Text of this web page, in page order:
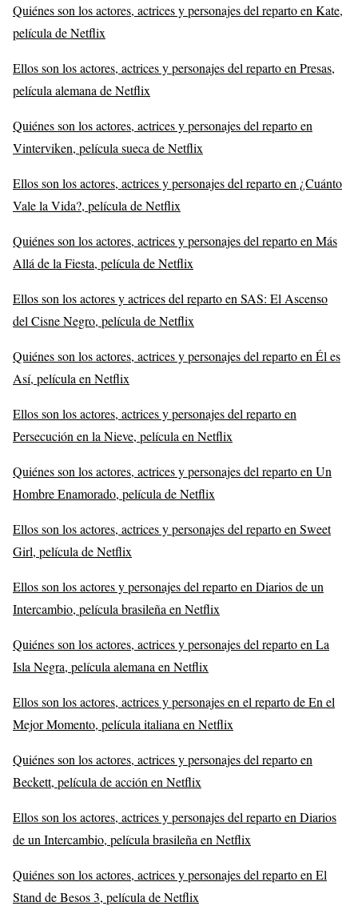
Quiénes son los actores, actrices y personajes del reparto en Kate,
película de Netflix
Ellos son los actores, actrices y personajes del reparto en Presas,
película alemana de Netflix
Quiénes son los actores, actrices y personajes del reparto en
Vinterviken, película sueca de Netflix
Ellos son los actores, actrices y personajes del reparto en ¿Cuánto
Vale la Vida?, película de Netflix
Quiénes son los actores, actrices y personajes del reparto en Más
Allá de la Fiesta, película de Netflix
Ellos son los actores y actrices del reparto en SAS: El Ascenso
del Cisne Negro, película de Netflix
Quiénes son los actores, actrices y personajes del reparto en Él es
Así, película en Netflix
Ellos son los actores, actrices y personajes del reparto en
Persecución en la Nieve, película en Netflix
Quiénes son los actores, actrices y personajes del reparto en Un
Hombre Enamorado, película de Netflix
Ellos son los actores, actrices y personajes del reparto en Sweet
Girl, película de Netflix
Ellos son los actores y personajes del reparto en Diarios de un
Intercambio, película brasileña en Netflix
Quiénes son los actores, actrices y personajes del reparto en La
Isla Negra, película alemana en Netflix
Ellos son los actores, actrices y personajes en el reparto de En el
Mejor Momento, película italiana en Netflix
Quiénes son los actores, actrices y personajes del reparto en
Beckett, película de acción en Netflix
Ellos son los actores, actrices y personajes del reparto en Diarios
de un Intercambio, película brasileña en Netflix
Quiénes son los actores, actrices y personajes del reparto en El
Stand de Besos 3, película de Netflix